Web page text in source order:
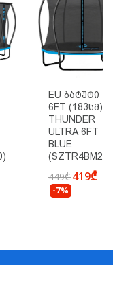
EU Ბატუტი
6FT (183სმ)
THUNDER
ULTRA 6FT
BLUE
449₾419₾
-7%